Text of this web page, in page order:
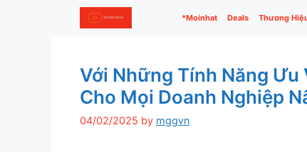
*Moinhat Deals Thương
Với Những Tính Năng
Cho Mọi Doanh Nghiệp
04/02/2025 by mggvn